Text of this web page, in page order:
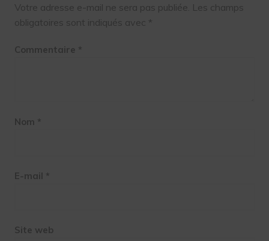
Votre adresse e-mail ne sera pas publiée. Les champs
obligatoires sont indiqués avec *
Commentaire *
Nom *
E-mail *
Site web